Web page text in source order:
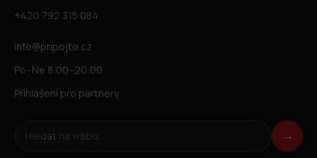
+420 792 315 084
info@pripojto.cz
Po–Ne 8:00–20:00
Přihlášení pro partnery
Hledat na webu →